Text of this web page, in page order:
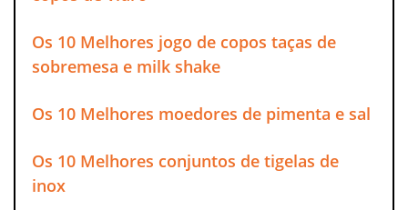
Os 10 Melhores jogo de copos taças de
sobremesa e milk shake
Os 10 Melhores moedores de pimenta e sal
Os 10 Melhores conjuntos de tigelas de
inox